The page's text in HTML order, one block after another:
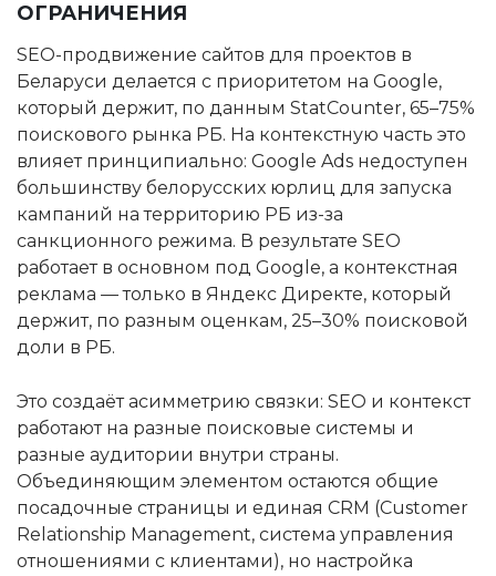
ОГРАНИЧЕНИЯ
SEO-продвижение сайтов для проектов в
Беларуси делается с приоритетом на Google,
который держит, по данным StatCounter, 65–75%
поискового рынка РБ. На контекстную часть это
влияет принципиально: Google Ads недоступен
большинству белорусских юрлиц для запуска
кампаний на территорию РБ из-за
санкционного режима. В результате SEO
работает в основном под Google, а контекстная
реклама — только в Яндекс Директе, который
держит, по разным оценкам, 25–30% поисковой
доли в РБ.
Это создаёт асимметрию связки: SEO и контекст
работают на разные поисковые системы и
разные аудитории внутри страны.
Объединяющим элементом остаются общие
посадочные страницы и единая CRM (Customer
Relationship Management, система управления
отношениями с клиентами), но настройка